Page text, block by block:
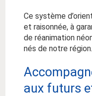
Ce système
et raisonnée, à
de réanimation
nés de notre région.
aux futurs